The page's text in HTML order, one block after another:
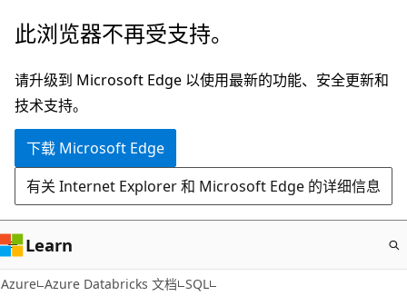
跳
主
要
内
此浏览器不再受支持。
请升级到 Microsoft Edge 以使用最新的功能、安全更新和
技术支持。
下载 Microsoft Edge
有关 Internet Explorer 和 Microsoft Edge 的详细信息
Learn
Azure Azure Databricks 文档 SQL